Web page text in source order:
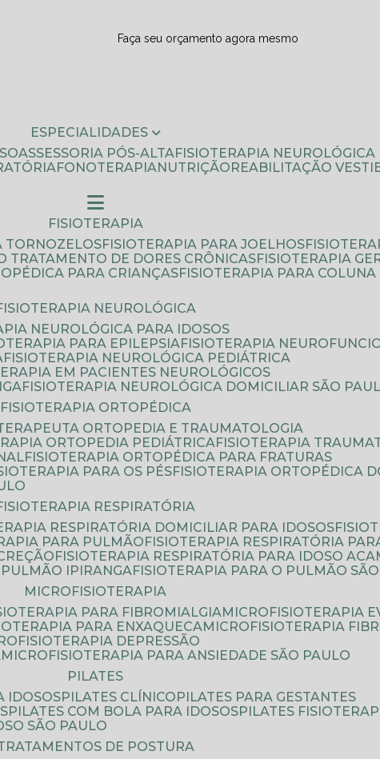
Faça seu orçamento agora mesmo
ESPECIALIDADES
ASSESSORIA PÓS-ALTA
FISIOTERAPIA NEUROLÓGICA
FONOTERAPIA NUTRIÇÃO
REABILITAÇÃO
FISIOTERAPIA
TORNOZELOS FISIOTERAPIA PARA JOELHOS
TRATAMENTO DE DORES CRÔNICAS
FISIOTERAPIA
PARA CRIANÇAS
FISIOTERAPIA PARA
FISIOTERAPIA NEUROLÓGICA
NEUROLÓGICA PARA IDOSOS
PARA EPILEPSIA
FISIOTERAPIA
FISIOTERAPIA NEUROLÓGICA PEDIÁTRICA
EM PACIENTES NEUROLÓGICOS
FISIOTERAPIA NEUROLÓGICA DOMICILIAR SÃO
FISIOTERAPIA ORTOPÉDICA
ORTOPEDIA E TRAUMATOLOGIA
ORTOPEDIA PEDIÁTRICA
FISIOTERAPIA
FISIOTERAPIA ORTOPÉDICA PARA FRATURAS
PARA OS PÉS
FISIOTERAPIA ORTOPÉDICA
FISIOTERAPIA RESPIRATÓRIA
RESPIRATÓRIA DOMICILIAR PARA IDOSOS
PARA PULMÃO
FISIOTERAPIA RESPIRATÓRIA
FISIOTERAPIA RESPIRATÓRIA PARA IDOSO
PULMÃO IPIRANGA
FISIOTERAPIA PARA O PULMÃO
MICROFISIOTERAPIA
PARA FIBROMIALGIA
MICROFISIOTERAPIA
PARA ENXAQUECA
MICROFISIOTERAPIA
DEPRESSÃO
MICROFISIOTERAPIA PARA ANSIEDADE SÃO PAULO
PILATES
IDOSOS PILATES CLÍNICO
PILATES PARA GESTANTES
PILATES COM BOLA PARA IDOSOS PILATES
SÃO PAULO
TRATAMENTOS DE POSTURA